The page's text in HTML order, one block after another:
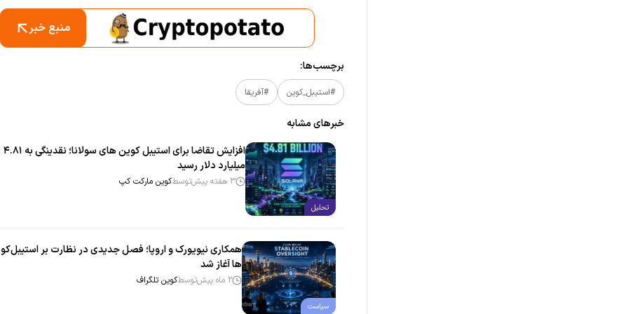
منبع خبر
برچسب‌ها:
#استیبل_کوین #آفریقا
خبر‌های مشابه
تحلیل
افزایش تقاضا برای استیبل‌ کوین‌ های سولانا؛ نقدینگی به ۴.۸۱
میلیارد دلار رسید
3 هفته پیش توسطکوین مارکت کپ
سیاست
همکاری نیویورک و اروپا؛ فصل جدیدی در نظارت بر
ها آغاز شد
2 ماه پیش توسطکوین تلگراف